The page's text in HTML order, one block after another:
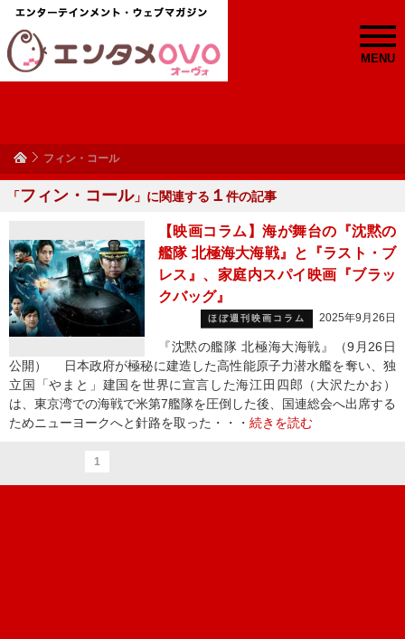
MENU
フィン・コール
「フィン・コール」に関連する １ 件の記事
【映画コラム】海が舞台の『沈黙の
艦隊 北極海大海戦』と『ラスト・ブ
レス』、家庭内スパイ映画『ブラッ
クバッグ』
ほぼ週刊映画コラム 2025年9月26日
『沈黙の艦隊 北極海大海戦』（9月26日
公開） 日本政府が極秘に建造した高性能原子力潜水艦を奪い、独
立国「やまと」建国を世界に宣言した海江田四郎（大沢たかお）
は、東京湾での海戦で米第7艦隊を圧倒した後、国連総会へ出席する
ためニューヨークへと針路を取った・・・ 続きを読む
1